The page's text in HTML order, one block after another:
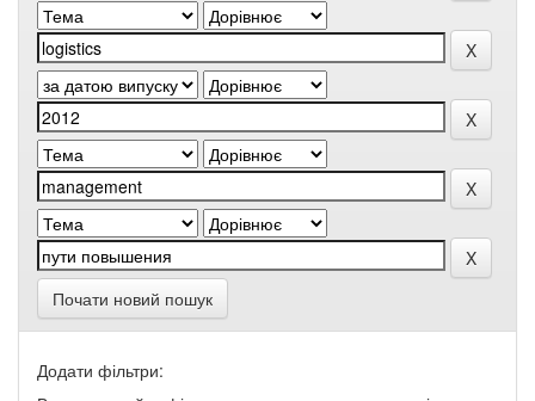
Почати новий пошук
Додати фільтри: